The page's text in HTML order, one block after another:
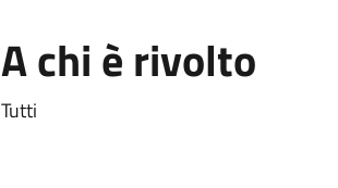
A chi è rivolto
Tutti